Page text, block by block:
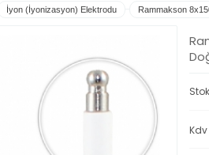
İyon (İyonizasyon) Elektrodu Rammakson